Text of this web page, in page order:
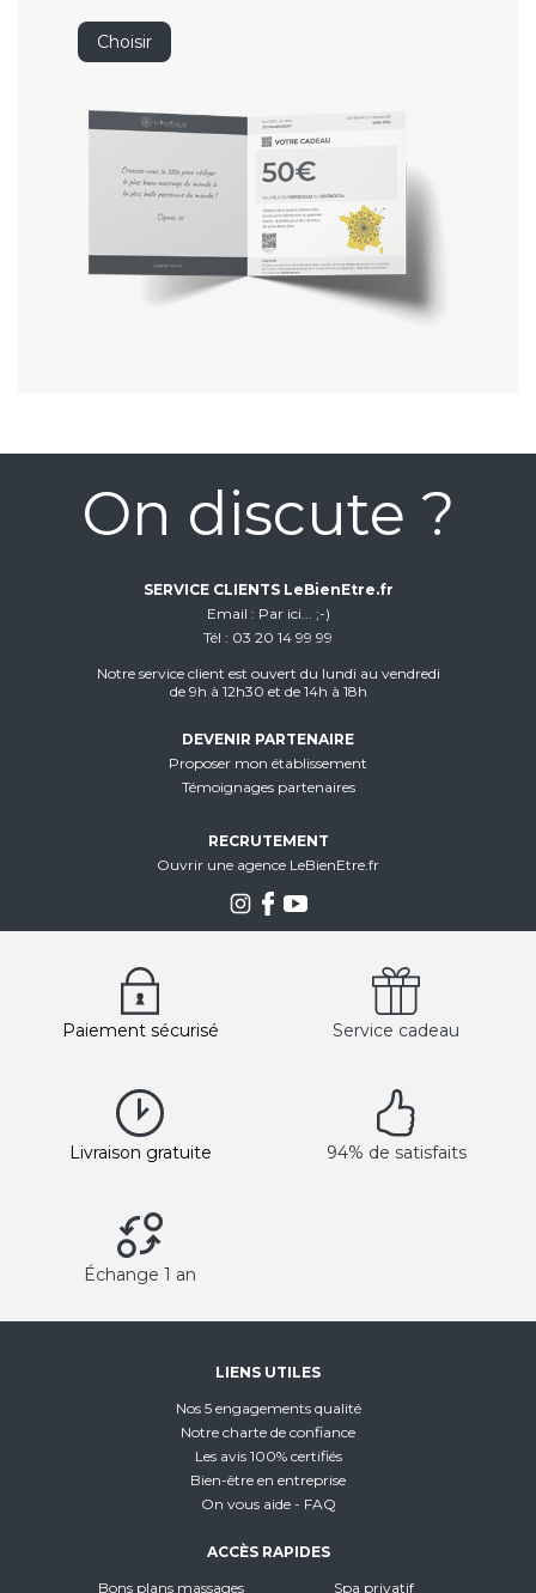
Choisir
On discute ?
SERVICE CLIENTS LeBienEtre.fr
Email
Par ici... ;-)
Tél
03 20 14 99 99
Notre service client est ouvert du lundi au vendredi
de 9h à 12h30 et de 14h à 18h
DEVENIR PARTENAIRE
Proposer mon établissement
Témoignages partenaires
RECRUTEMENT
Ouvrir une agence LeBienEtre.fr
Paiement sécurisé Service cadeau
Livraison gratuite 94% de satisfaits
Échange 1 an
LIENS UTILES
Nos 5 engagements qualité
Notre charte de confiance
Les avis 100% certifiés
Bien-être en entreprise
On vous aide - FAQ
ACCÈS RAPIDES
Bons plans massages
Spa privatif